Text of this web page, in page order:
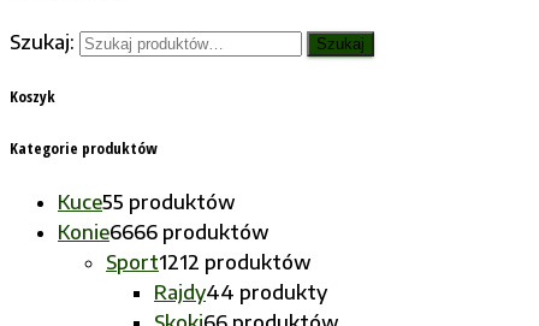
Szukaj: Szukaj
Koszyk
Kategorie produktów
Kuce55 produktów
Konie6666 produktów
Sport1212 produktów
Rajdy44 produkty